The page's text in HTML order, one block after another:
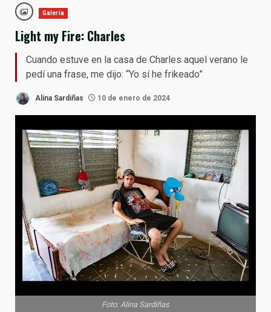
Galería
Light my Fire: Charles
Cuando estuve en la casa de Charles aquel verano le
pedí una frase, me dijo: “Yo sí he frikeado”
Alina Sardiñas 10 de enero de 2024
Foto: Alina Sardiñas